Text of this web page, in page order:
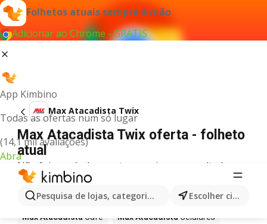
Folhetos atuais sempre à mão
Adicionar ao Chrome - GRÁTIS
App Kimbino
Todas as ofertas num só lugar
(14,1 mil avaliações)
Abra
Pesquisa de lojas, categorias,produtos... Escolher cidade
Max Atacadista Twix
Max Atacadista Twix oferta - folheto
atual
Não foi possível encontrar quaisquer resultados
para este termo.
Mais produtos em Max Atacadista
Max Atacadista Café Max Atacadista Celulares